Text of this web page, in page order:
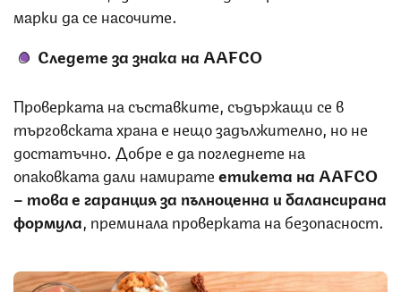
марки да се насочите.
Следете за знака на ААFCO
Проверката на съставките, съдържащи се в
търговската храна е нещо задължително, но не
достатъчно. Добре е да погледнете на
опаковката дали намиратеетикета на AAFCO
– това е гаранция за пълноценна и балансирана
формула , преминала проверката на безопасност.